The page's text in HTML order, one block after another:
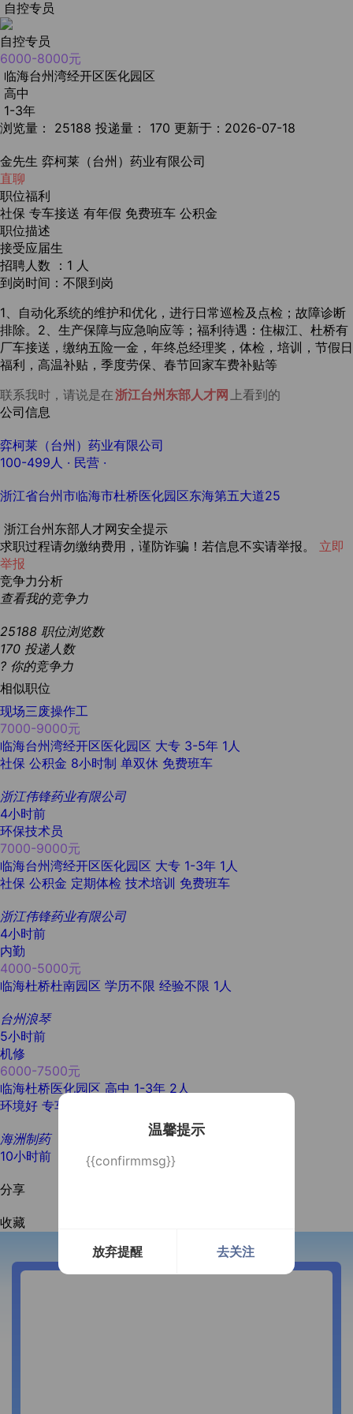
自控专员
自控专员
6000-8000元
临海台州湾经开区医化园区
高中
1-3年
浏览量： 25188 投递量： 170 更新于：2026-07-18
金先生 弈柯莱（台州）药业有限公司
直聊
职位福利
社保 专车接送 有年假 免费班车 公积金
职位描述
接受应届生
招聘人数 ：1 人
到岗时间：不限到岗
1、自动化系统的维护和优化，进行日常巡检及点检；故障诊断
排除。2、生产保障与应急响应等；福利待遇：住椒江、杜桥有
厂车接送，缴纳五险一金，年终总经理奖，体检，培训，节假日
福利，高温补贴，季度劳保、春节回家车费补贴等
联系我时，请说是在浙江台州东部人才网 上看到的
公司信息
弈柯莱（台州）药业有限公司
100-499人 · 民营 ·
浙江省台州市临海市杜桥医化园区东海第五大道25
浙江台州东部人才网安全提示
求职过程请勿缴纳费用，谨防诈骗！若信息不实请举报。 立即
举报
竞争力分析
查看我的竞争力
25188 职位浏览数
170 投递人数
? 你的竞争力
相似职位
现场三废操作工
7000-9000元
临海台州湾经开区医化园区 大专 3-5年 1人
社保 公积金 8小时制 单双休 免费班车
浙江伟锋药业有限公司
4小时前
环保技术员
7000-9000元
临海台州湾经开区医化园区 大专 1-3年 1人
社保 公积金 定期体检 技术培训 免费班车
浙江伟锋药业有限公司
4小时前
内勤
4000-5000元
临海杜桥杜南园区 学历不限 经验不限 1人
台州浪琴
5小时前
机修
6000-7500元
临海杜桥医化园区 高中 1-3年 2人
环境好 专车接送
海洲制药
10小时前
分享
收藏
温馨提示
{{confirmmsg}}
放弃提醒 去关注